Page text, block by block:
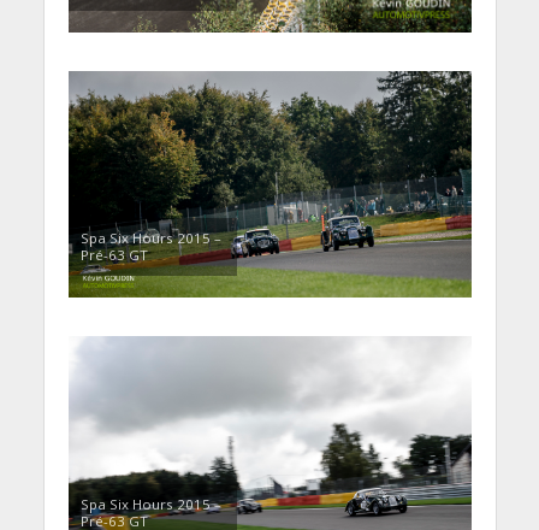
Spa Six Hours 2015 –
Pré-63 GT
Spa Six Hours 2015 –
Pré-63 GT